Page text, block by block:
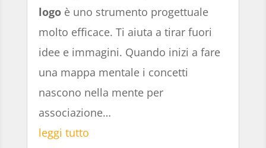
logoè uno strumento progettuale
molto efficace. Ti aiuta a tirar fuori
idee e immagini. Quando inizi a fare
una mappa mentale i concetti
nascono nella mente per
associazione…
leggi tutto